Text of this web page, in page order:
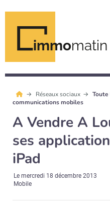
immomatin
Réseaux sociaux
communications mobiles
A Vendre A
ses
iPad
Lemercredi 18 décembre 2013
Mobile